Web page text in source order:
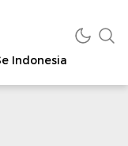
Indonesia